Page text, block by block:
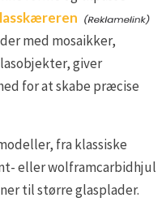
med mosaikker,
giver
for at skabe præcise
fra klassiske
eller wolframcarbidhjul
til større glasplader.